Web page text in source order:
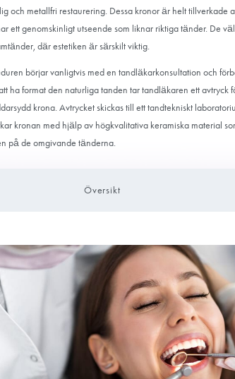
Alla keramiska kronor i Turkiet är en populär
naturlig och metallfri restaurering. Dessa kronor
och har ett genomskinligt utseende som liknar
av framtänder, där estetiken är särskilt viktig.
tillverkar kronan med hjälp av högkvalitativa
formen på de omgivande tänderna.
Översikt